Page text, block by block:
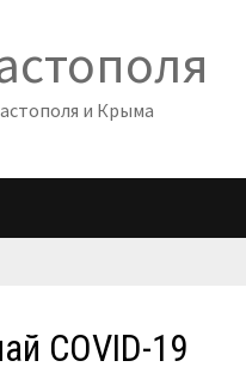
и Крыма
COVID-19